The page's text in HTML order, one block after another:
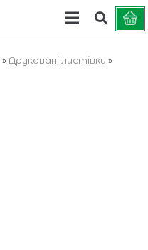
» Друковані листівки »